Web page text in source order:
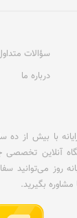
سؤالات
درباره ما
با بیش از ده
آنلاین
روز می‌توانید
مشاوره بگیرید.